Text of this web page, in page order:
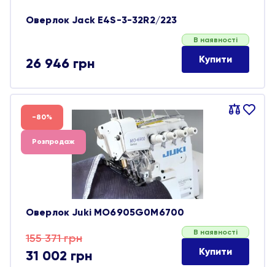
Оверлок Jack E4S-3-32R2/223
26 946 грн
В наявності
Купити
Порівняти
В
-80%
Розпродаж
Оверлок Juki MO6905G0M6700
155 371грн
Оригінальна
ціна:
31 002 грн
Поточна
ціна:
В наявності
Купити